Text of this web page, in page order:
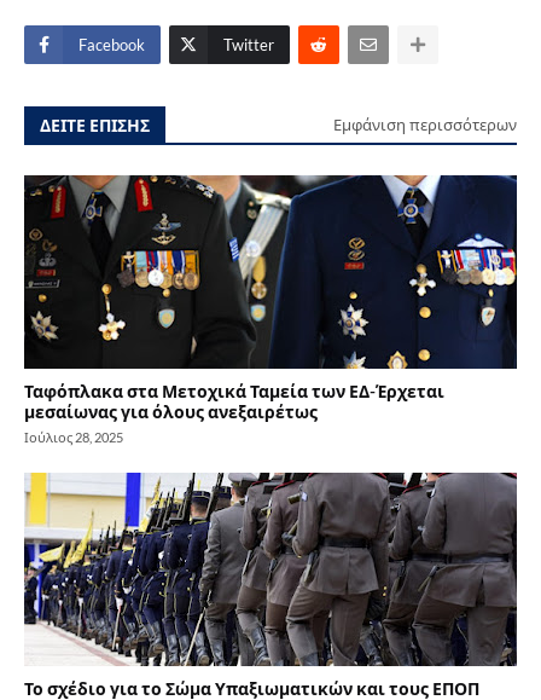
Facebook Twitter
ΔΕΙΤΕ ΕΠΙΣΗΣ Εμφάνιση περισσότερων
Ταφόπλακα στα Μετοχικά Ταμεία των ΕΔ-Έρχεται
μεσαίωνας για όλους ανεξαιρέτως
Ιούλιος 28, 2025
Το σχέδιο για το Σώμα Υπαξιωματικών και τους ΕΠΟΠ